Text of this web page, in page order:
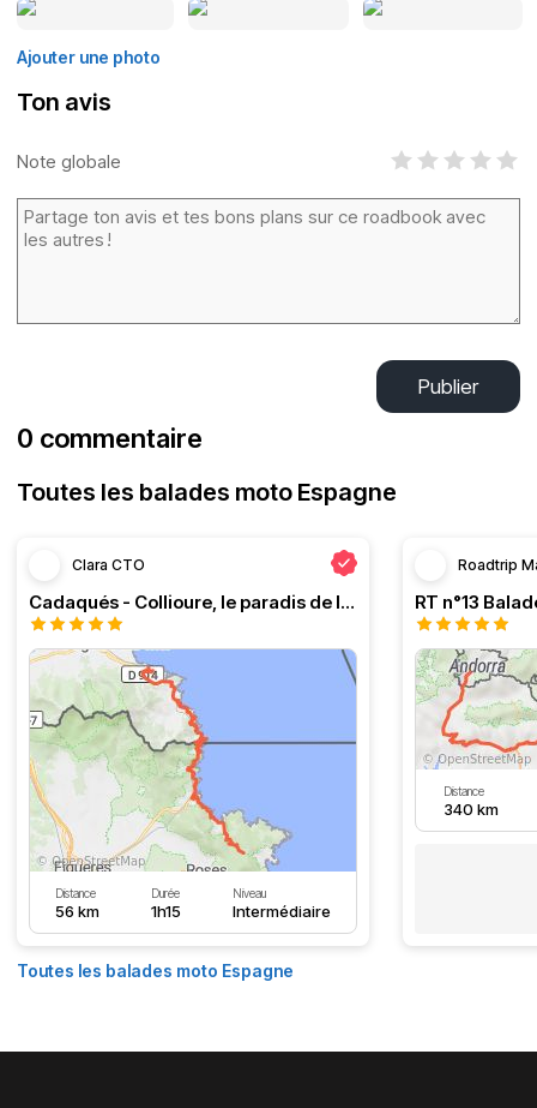
Ajouter une photo
Ton avis
Note globale
Publier
0 commentaire
Toutes les balades moto Espagne
Clara CTO
Cadaqués - Collioure, le paradis de la moto
Distance
56 km
Durée
1h15
Niveau
Intermédiaire
Roadtrip
Distance
340 km
Toutes les balades moto Espagne